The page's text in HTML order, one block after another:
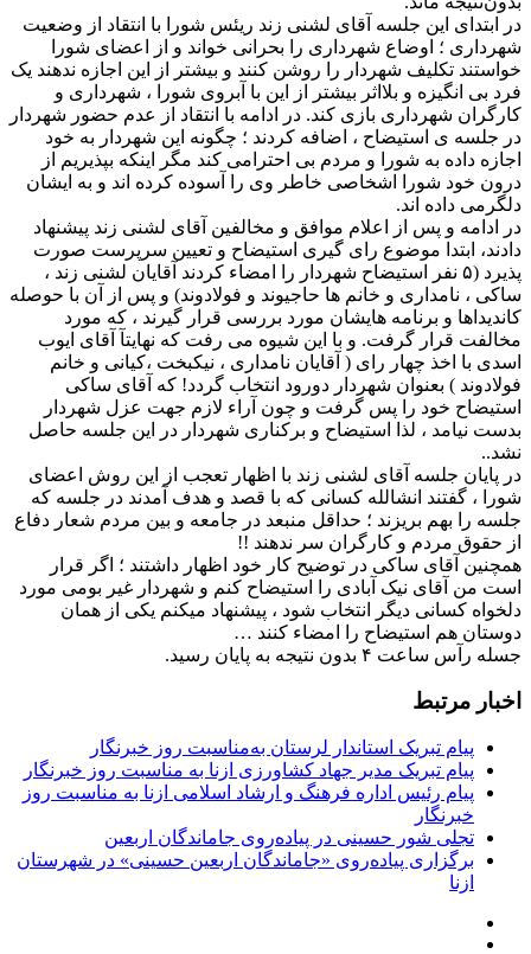
در ابتدای این جلسه آقای لشنی زند ریئس شورا با انتقاد از وضعیت
شهرداری ؛ اوضاع شهرداری را بحرانی خواند و از اعضای شورا
خواستند تکلیف شهردار را روشن کنند و بیشتر از این اجازه ندهند یک
فرد بی انگیزه و بلااثر بیشتر از این با آبروی شورا ، شهرداری و
کارگران شهرداری بازی کند. در ادامه با انتقاد از عدم حضور شهردار
در جلسه ی استیضاح ، اضافه کردند ؛ چگونه این شهردار به خود
اجازه داده به شورا و مردم بی احترامی کند مگر اینکه بپذیریم از
درون خود شورا اشخاصی خاطر وی را آسوده کرده اند و به ایشان
دلگرمی داده اند.
در ادامه و پس از اعلام موافق و مخالفین آقای لشنی زند پیشنهاد
دادند، ابتدا موضوع رای گیری استیضاح و تعیین سرپرست صورت
پذیرد (۵ نفر استیضاح شهردار را امضاء کردند آقایان لشنی زند ،
ساکی ، نامداری و خانم ها حاجیوند و فولادوند) و پس از آن با حوصله
کاندیداها و برنامه هایشان مورد بررسی قرار گیرند ، که مورد
مخالفت قرار گرفت. و با این شیوه می رفت که نهایتآ آقای ایوب
اسدی با اخذ چهار رای ( آقایان نامداری ، نیکبخت ،کیانی و خانم
فولادوند ) بعنوان شهردار دورود انتخاب گردد! که آقای ساکی
استیضاح خود را پس گرفت و چون آراء لازم جهت عزل شهردار
بدست نیامد ، لذا استیضاح و برکناری شهردار در این جلسه حاصل
نشد..
در پایان جلسه آقای لشنی زند با اظهار تعجب از این روش اعضای
شورا ، گفتند انشالله کسانی که با قصد و هدف آمدند در جلسه که
جلسه را بهم بریزند ؛ حداقل منبعد در جامعه و بین مردم شعار دفاع
از حقوق مردم و کارگران سر ندهند !!
همچنین آقای ساکی در توضیح کار خود اظهار داشتند ؛ اگر قرار
است من آقای نیک آبادی را استیضاح کنم و شهردار غیر بومی مورد
دلخواه کسانی دیگر انتخاب شود ، پیشنهاد میکنم یکی از همان
دوستان هم استیضاح را امضاء کنند …
جسله رآس ساعت ۴ بدون نتیجه به پایان رسید.
اخبار مرتبط
پیام تبریک استاندار لرستان به‌مناسبت روز خبرنگار
پیام تبریک مدیر جهاد کشاورزی ازنا به مناسبت روز خبرنگار
پیام رئیس اداره فرهنگ و ارشاد اسلامی ازنا به مناسبت روز
خبرنگار
تجلی شور حسینی در پیاده‌روی جاماندگان اربعین
برگزاری پیاده‌روی «جاماندگان اربعین حسینی» در شهرستان
ازنا